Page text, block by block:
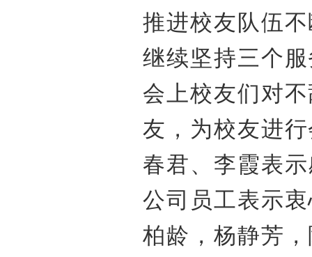
推进校友队伍
继续坚持三个
会上校友们对
友，为校友进
春君、李霞表
公司员工表示
柏龄，杨静芳